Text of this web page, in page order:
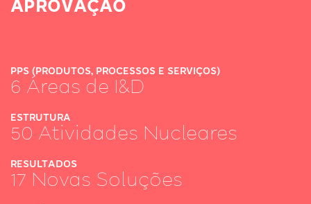
APROVAÇÃO
PPS (PRODUTOS, PROCESSOS E SERVIÇOS)
6 Áreas de I&D
ESTRUTURA
50 Atividades Nucleares
RESULTADOS
17 Novas Soluções